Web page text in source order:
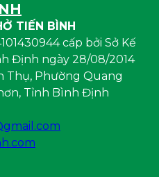
TIẾN BÌNH
cấp bởi Sở Kế
Định ngày 28/08/2014
Thụ, Phường Quang
Tỉnh Bình Định